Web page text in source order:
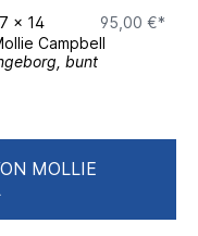
x 14
95,00 €*
Campbell
bunt
MOLLIE